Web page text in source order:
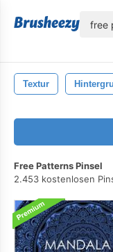
Textur
Free Patterns Pinsel
2.453 kostenlosen